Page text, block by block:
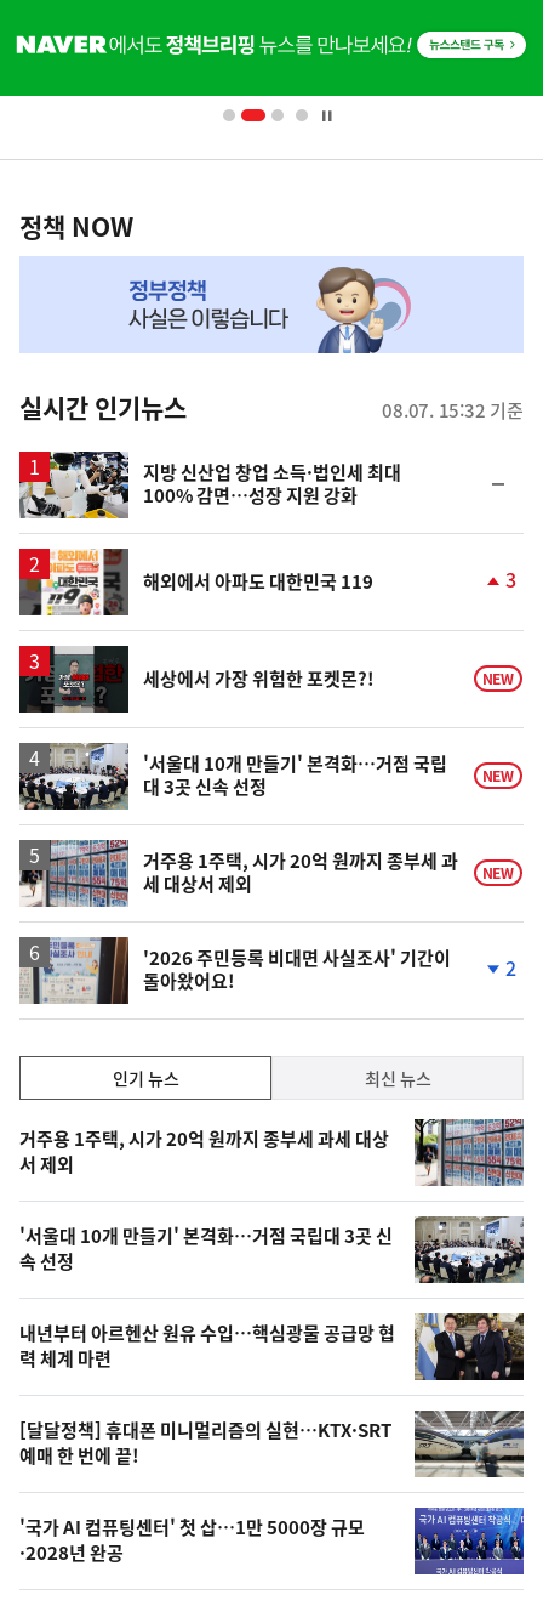
단
영
책
NOW,
뉴
스
정책 NOW
실시간 인기뉴스 08.07. 15:32 기준
지방 신산업 창업 소득·법인세 최대
100% 감면…성장 지원 강화
일
해외에서 아파도 대한민국 119
상
승
3
영
세상에서 가장 위험한 포켓몬?! NEW
'서울대 10개 만들기' 본격화…거점 국립
대 3곳 신속 선정
NEW
거주용 1주택, 시가 20억 원까지 종부세 과
세 대상서 제외
NEW
'2026 주민등록 비대면 사실조사' 기간이
돌아왔어요!
하
락
2
기,
최
신,
오
늘
의
영
상
오
늘
의
사
진
인기 뉴스 최신 뉴스
기
뉴
스
거주용 1주택, 시가 20억 원까지 종부세 과세 대상
서 제외
'서울대 10개 만들기' 본격화…거점 국립대 3곳 신
속 선정
내년부터 아르헨산 원유 수입…핵심광물 공급망 협
력 체계 마련
[달달정책] 휴대폰 미니멀리즘의 실현…KTX·SRT
예매 한 번에 끝!
'국가 AI 컴퓨팅센터' 첫 삽…1만 5000장 규모
·2028년 완공